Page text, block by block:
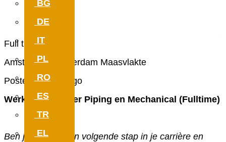
BG
DE
IT
PL
RO
ES
TR
EL
Full time
Amsterdam, Rotterdam Maasvlakte
Posted 2 years ago
Werkvoorbereider Piping en Mechanical (Fulltime)
Ben jij toe aan een volgende stap in je carrière en